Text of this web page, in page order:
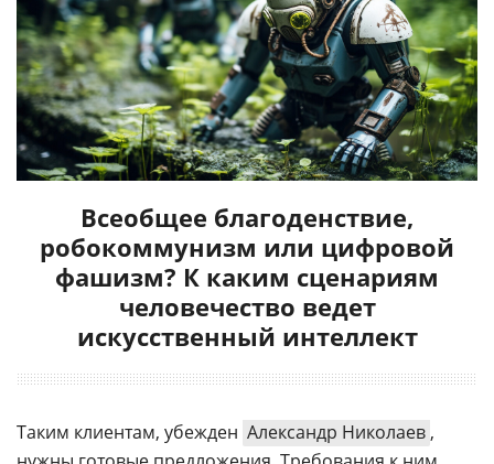
Всеобщее благоденствие,
робокоммунизм или цифровой
фашизм? К каким сценариям
человечество ведет
искусственный интеллект
Таким клиентам, убежден Александр Николаев ,